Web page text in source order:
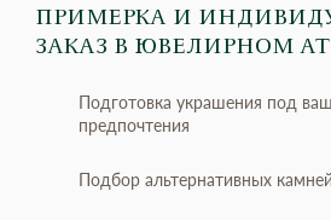
ПРИМЕРКА И
ЗАКАЗ В ЮВЕЛИРНОМ
Подготовка украшения под
предпочтения
Подбор альтернативных